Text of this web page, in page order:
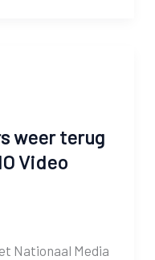
weer terug
Video
Nationaal Media